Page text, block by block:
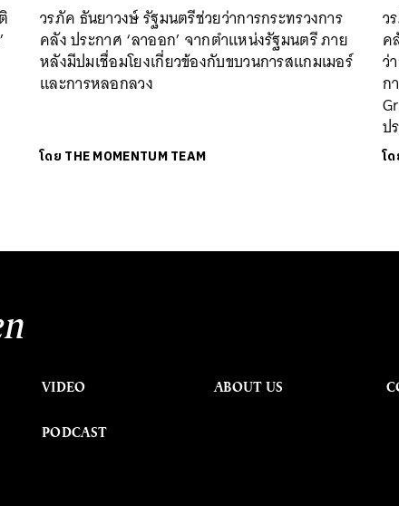
วรภัค ธันยาวงษ์ รัฐมนตรีช่วยว่าการกระทรวงการ
คลัง ประกาศ ‘ลาออก’ จากตำแหน่งรัฐมนตรี ภาย
หลังมีปมเชื่อมโยงเกี่ยวข้องกับขบวนการสแกมเมอร์
และการหลอกลวง
โดย THE MOMENTUM TEAM
ว
ค
ว่
ก
ป
โ
VIDEO
PODCAST
ABOUT US
SHARE TWEET LINE EMAIL